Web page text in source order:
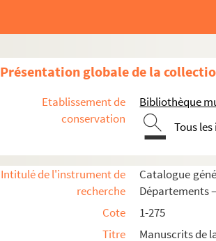
Présentation globale de la
Etablissement de
conservation
Bibliothèque
Tous
Intitulé de l'instrument de
recherche
Catalogue
Départements
Cote
1-275
Titre
Manuscrits de
Coingt
Condé-sur-Aisne
Coucy-le-Château
Coulonges